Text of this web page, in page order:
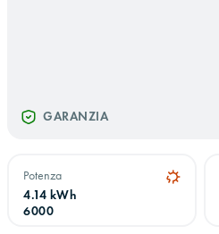
GARANZIA
Potenza
4.14 kWh
6000